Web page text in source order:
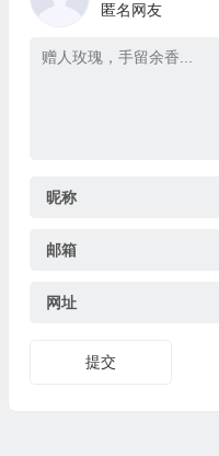
匿名网友
昵称
邮箱
网址
提交